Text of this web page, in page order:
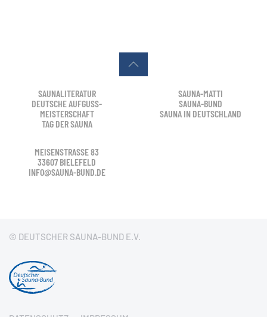
SAUNALITERATUR
DEUTSCHE AUFGUSS-
MEISTERSCHAFT
TAG DER SAUNA
SAUNA-MATTI
SAUNA-BUND
SAUNA IN DEUTSCHLAND
MEISENSTRASSE 83
33607 BIELEFELD
INFO@SAUNA-BUND.DE
© DEUTSCHER SAUNA-BUND E.V.